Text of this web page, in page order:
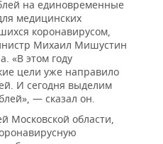
на единовременные
медицинских
коронавирусом,
Михаил Мишустин
«В этом году
цели уже направило
И сегодня выделим
— сказал он.
Московской области,